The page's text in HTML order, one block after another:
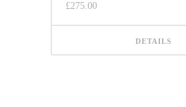
£275.00
DETAILS